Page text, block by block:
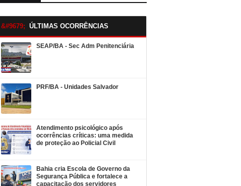
ÚLTIMAS OCORRÊNCIAS
SEAP/BA - Sec Adm Penitenciária
PRF/BA - Unidades Salvador
Atendimento psicológico após
ocorrências críticas: uma medida
de proteção ao Policial Civil
Bahia cria Escola de Governo da
Segurança Pública e fortalece a
capacitação dos servidores